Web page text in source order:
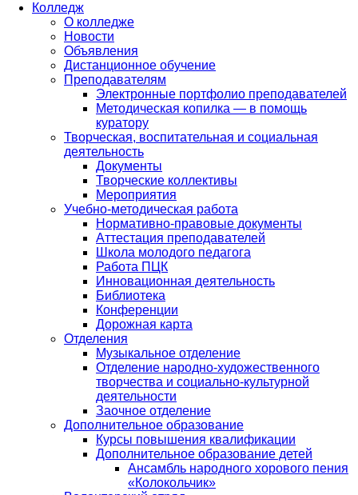
Колледж
О колледже
Новости
Объявления
Дистанционное обучение
Преподавателям
Электронные портфолио преподавателей
Методическая копилка — в помощь
куратору
Творческая, воспитательная и социальная
деятельность
Документы
Творческие коллективы
Мероприятия
Учебно-методическая работа
Нормативно-правовые документы
Аттестация преподавателей
Школа молодого педагога
Работа ПЦК
Инновационная деятельность
Библиотека
Конференции
Дорожная карта
Отделения
Музыкальное отделение
Отделение народно-художественного
творчества и социально-культурной
деятельности
Заочное отделение
Дополнительное образование
Курсы повышения квалификации
Дополнительное образование детей
Ансамбль народного хорового пения
«Колокольчик»